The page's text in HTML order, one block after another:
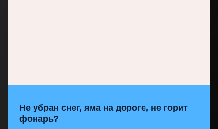
Не убран снег, яма на дороге, не горит
фонарь?